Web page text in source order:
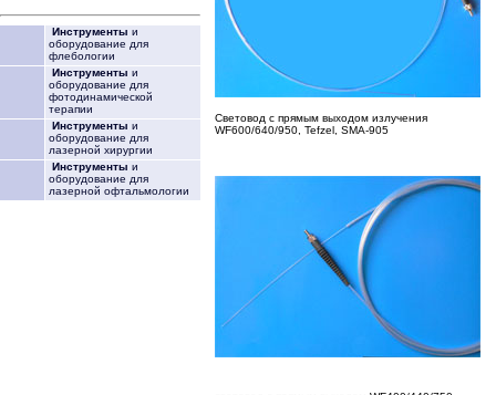
Инструменты и
оборудование для
флебологии
Инструменты и
оборудование для
фотодинамической
терапии
Инструменты и
оборудование для
лазерной хирургии
Инструменты и
оборудование для
лазерной офтальмологии
Световод с прямым выходом излучения
WF600/640/950, Tefzel, SMA-905